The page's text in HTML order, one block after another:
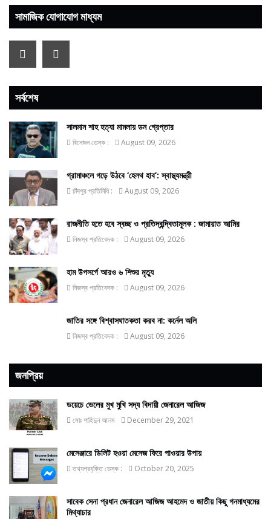
সামাজিক যোগাযোগ মাধ্যম
সর্বশেষ
সালমান শাহ হত্যা মামলায় ডন গ্রেপ্তার
বিনোদন ডেস্ক : August 09, 2026
গ্রামাঞ্চলে গড়ে উঠবে ‘হেলথ হাব’: স্বাস্থ্যমন্ত্রী
চাঁদপুর প্রতিনিধি : August 09, 2026
রাজনীতি হতে হবে স্বচ্ছ ও প্রতিদ্বন্দ্বিতামূলক : জামায়াত আমির
নিজস্ব প্রতিবেদক : August 09, 2026
হাম উপসর্গে আরও ৬ শিশুর মৃত্যু
নিজস্ব প্রতিবেদক : August 09, 2026
জাতির সঙ্গে বিশ্বাসঘাতকতা করব না: কর্নেল অলি
নিজস্ব প্রতিবেদক : August 09, 2026
জনপ্রিয়
ডয়েচে ভেলের মুখ মুখি সদ্য বিদায়ী জেনারেল আজিজ
মোঃ শাহিদুন আলম December 29, 2021
মেসেঞ্জারে ডিলিট হওয়া মেসেজ ফিরে পাওয়ার উপায়
তথ্যপ্রযুক্তি ডেস্ক : October 20, 2025
সাবেক সেনা প্রধান জেনারেল আজিজ আহমেদ ও জাতীয় কিছু গনমাধ্যমের
মিথ্যাচার